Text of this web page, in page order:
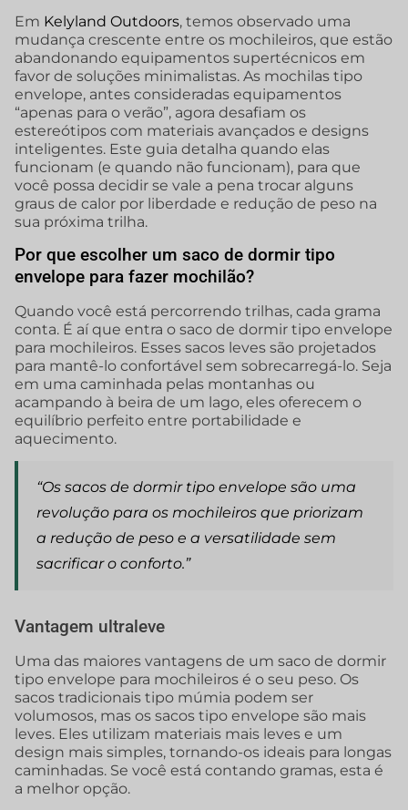
Em Kelyland Outdoors, temos observado uma
mudança crescente entre os mochileiros, que estão
abandonando equipamentos supertécnicos em
favor de soluções minimalistas. As mochilas tipo
envelope, antes consideradas equipamentos
“apenas para o verão”, agora desafiam os
estereótipos com materiais avançados e designs
inteligentes. Este guia detalha quando elas
funcionam (e quando não funcionam), para que
você possa decidir se vale a pena trocar alguns
graus de calor por liberdade e redução de peso na
sua próxima trilha.
Por que escolher um saco de dormir tipo
envelope para fazer mochilão?
Quando você está percorrendo trilhas, cada grama
conta. É aí que entra o saco de dormir tipo envelope
para mochileiros. Esses sacos leves são projetados
para mantê-lo confortável sem sobrecarregá-lo. Seja
em uma caminhada pelas montanhas ou
acampando à beira de um lago, eles oferecem o
equilíbrio perfeito entre portabilidade e
aquecimento.
“Os sacos de dormir tipo envelope são uma
revolução para os mochileiros que priorizam
a redução de peso e a versatilidade sem
sacrificar o conforto.”
Vantagem ultraleve
Uma das maiores vantagens de um saco de dormir
tipo envelope para mochileiros é o seu peso. Os
sacos tradicionais tipo múmia podem ser
volumosos, mas os sacos tipo envelope são mais
leves. Eles utilizam materiais mais leves e um
design mais simples, tornando-os ideais para longas
caminhadas. Se você está contando gramas, esta é
a melhor opção.